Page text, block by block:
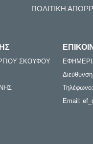
ΠΟΛΙΤΙΚΗ
ΣΚΟΥΦΟΥ
Email: